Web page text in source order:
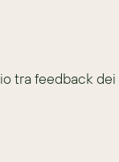
tra feedback dei